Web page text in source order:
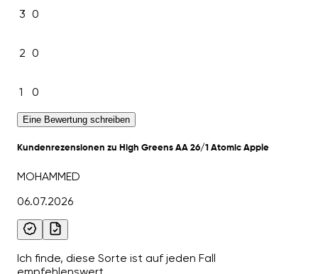
3 0
2 0
1 0
Eine Bewertung schreiben
Kundenrezensionen zu High Greens AA 26/1 Atomic Apple
MOHAMMED
06.07.2026
Ich finde, diese Sorte ist auf jeden Fall